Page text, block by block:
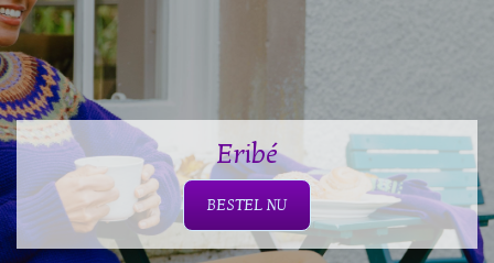
Eribé
BESTEL NU